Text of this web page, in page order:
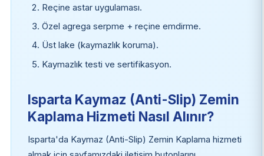
Reçine astar uygulaması.
Özel agrega serpme + reçine emdirme.
Üst lake (kaymazlık koruma).
Kaymazlık testi ve sertifikasyon.
Isparta Kaymaz (Anti-Slip) Zemin
Kaplama Hizmeti Nasıl Alınır?
Isparta'da Kaymaz (Anti-Slip) Zemin Kaplama hizmeti